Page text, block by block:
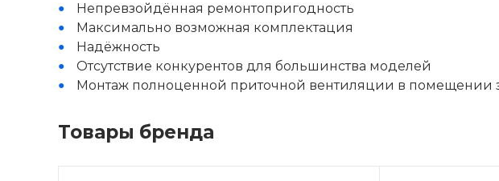
Непревзойдённая ремонтопригодность
Максимально возможная комплектация
Надёжность
Отсутствие конкурентов для большинства моделей
Монтаж полноценной приточной вентиляции в помещении
Товары бренда